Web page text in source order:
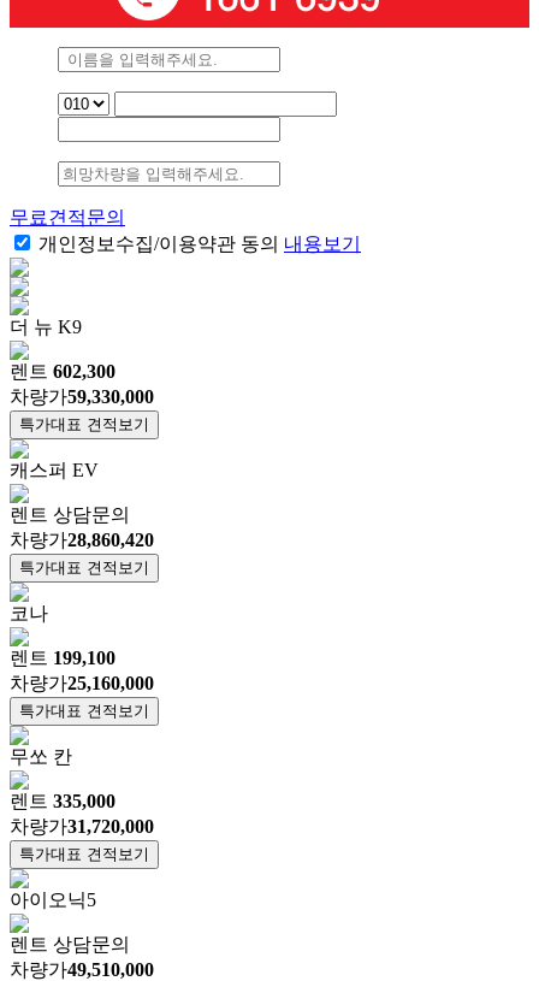
무료견적문의
개인정보수집/이용약관 동의 내용보기
더 뉴 K9
렌트 602,300
차량가59,330,000
특가대표 견적보기
캐스퍼 EV
렌트 상담문의
차량가28,860,420
특가대표 견적보기
코나
렌트 199,100
차량가25,160,000
특가대표 견적보기
무쏘 칸
렌트 335,000
차량가31,720,000
특가대표 견적보기
아이오닉5
렌트 상담문의
차량가49,510,000